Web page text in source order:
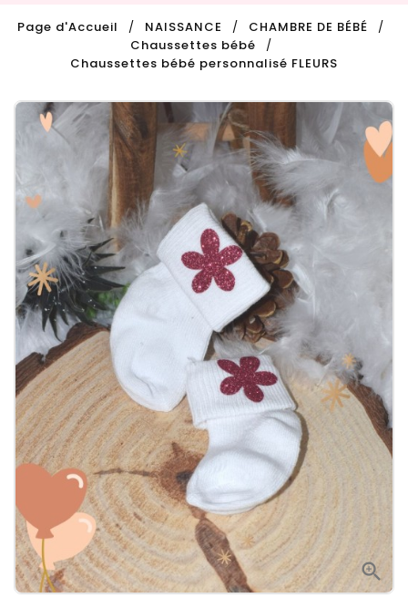
Page d'Accueil NAISSANCE
CHAMBRE DE BÉBÉ
Chaussettes bébé
Chaussettes bébé personnalisé FLEURS
